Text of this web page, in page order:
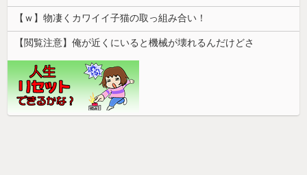
【ｗ】物凄くカワイイ子猫の取っ組み合い！
【閲覧注意】俺が近くにいると機械が壊れるんだけどさ